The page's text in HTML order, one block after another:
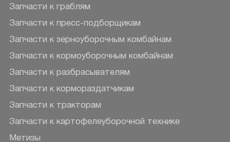
Запчасти к граблям
Запчасти к пресс-подборщикам
Запчасти к зерноуборочным комбайнам
Запчасти к кормоуборочным комбайнам
Запчасти к разбрасывателям
Запчасти к кормораздатчикам
Запчасти к тракторам
Запчасти к картофелеуборочной технике
Метизы